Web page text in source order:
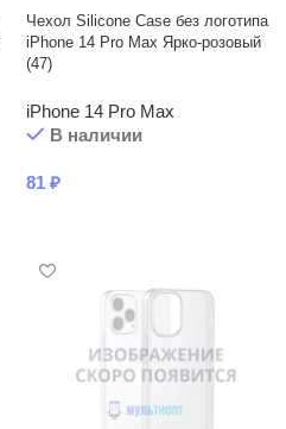
Чехол Silicone Case без логотипа
iPhone 14 Pro Max Ярко-розовый
(47)
iPhone 14 Pro Max
В наличии
81 ₽